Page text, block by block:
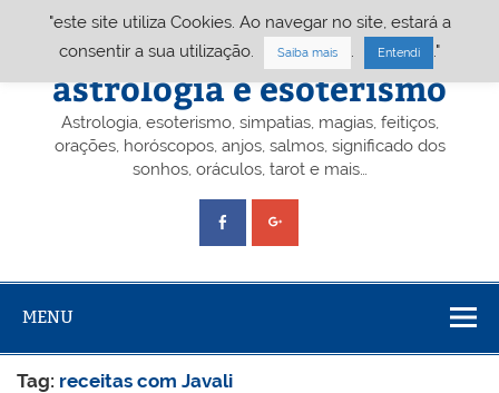
Portal A&E – Portal
astrologia e esoterismo
Astrologia, esoterismo, simpatias, magias, feitiços,
orações, horóscopos, anjos, salmos, significado dos
sonhos, oráculos, tarot e mais…
MENU
Tag: receitas com Javali
"este site utiliza Cookies. Ao navegar no site, estará a
consentir a sua utilização.
Saiba mais Entendi ."